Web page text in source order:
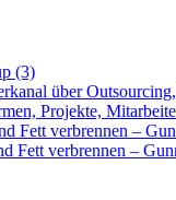
(3)
über
Projekte,
Fett verbrennen –
Fett verbrennen –